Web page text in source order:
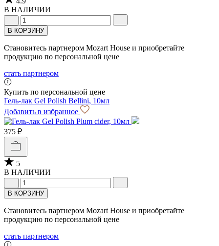
В НАЛИЧИИ
В КОРЗИНУ
Становитесь партнером Mozart House и приобретайте
продукцию по персональной цене
стать партнером
Купить по персональной цене
Гель-лак Gel Polish Bellini, 10мл
Добавить в избранное
375 ₽
5
В НАЛИЧИИ
В КОРЗИНУ
Становитесь партнером Mozart House и приобретайте
продукцию по персональной цене
стать партнером